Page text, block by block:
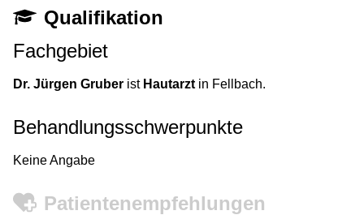
Qualifikation
Fachgebiet
Dr. Jürgen Gruber ist Hautarzt in Fellbach.
Behandlungsschwerpunkte
Keine Angabe
Patientenempfehlungen